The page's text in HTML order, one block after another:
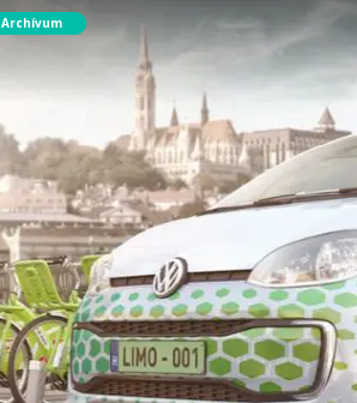
Archívum